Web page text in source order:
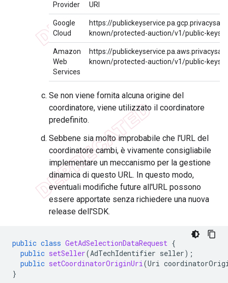
Provider URI
Google
Cloud
https://
known/protected-auction/v1/public-keys
Amazon
Web
Services
https://
known/protected-auction/v1/public-keys
Se non viene fornita alcuna origine del
coordinatore, viene utilizzato il coordinatore
predefinito.
Sebbene sia molto improbabile che l'URL del
coordinatore cambi, è vivamente consigliabile
implementare un meccanismo per la gestione
dinamica di questo URL. In questo modo,
eventuali modifiche future all'URL possono
essere apportate senza richiedere una nuova
release dell'SDK.
public class GetAdSelectionDataRequest {
public setSeller(AdTechIdentifier seller);
public setCoordinatorOriginUri(Uri
}